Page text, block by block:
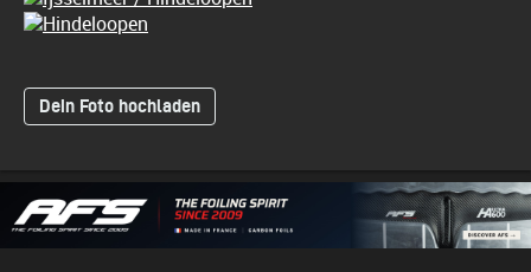
Dein Foto hochladen